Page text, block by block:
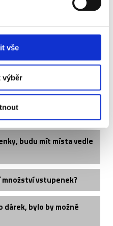
vše
výběr
budu mít místa vedle
vstupenek?
bylo by možné